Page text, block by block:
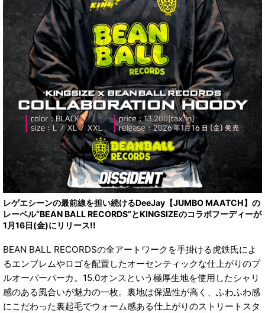
レゲエシーンの最前線を担い続けるDeeJay【JUMBO MAATCH】の
レーベル“BEAN BALL RECORDS”とKINGSIZEのコラボフーディーが
1月16日(金)にリリース!!
BEAN BALL RECORDSの全アートワークを手掛ける虎鉄氏によ
るエンブレムやロゴを配置したオーセンティックな仕上がりのプ
ルオーバーパーカ。15.0オンスという極厚生地を使用したシャリ
感のある風合いが魅力の一枚。裏地は保温性が高く、ふわふわ感
にこだわった裏起毛でウォーム感ある仕上がりのストリートスタ